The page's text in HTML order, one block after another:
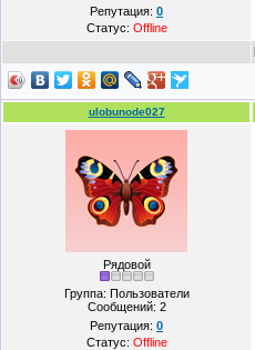
Репутация: 0
Статус: Offline
ulobunode027
Рядовой
Группа: Пользователи
Сообщений: 2
Репутация: 0
Статус: Offline